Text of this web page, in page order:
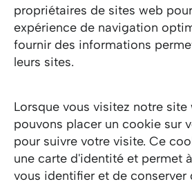
propriétaires de sites web
expérience de navigation
fournir des informations
leurs sites.
Lorsque vous visitez notre site
pouvons placer un cookie sur
pour suivre votre visite. Ce
une carte d'identité et permet
vous identifier et de conserver